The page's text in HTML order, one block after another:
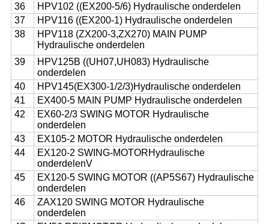
36
HPV102 ((EX200-5/6) Hydraulische onderdelen
37
HPV116 ((EX200-1) Hydraulische onderdelen
38
HPV118 (ZX200-3,ZX270) MAIN PUMP
Hydraulische onderdelen
39
HPV125B ((UH07,UH083) Hydraulische
onderdelen
40
HPV145(EX300-1/2/3)Hydraulische onderdelen
41
EX400-5 MAIN PUMP Hydraulische onderdelen
42
EX60-2/3 SWING MOTOR Hydraulische
onderdelen
43
EX105-2 MOTOR Hydraulische onderdelen
44
EX120-2 SWING-MOTORHydraulische
onderdelenV
45
EX120-5 SWING MOTOR ((AP5S67) Hydraulische
onderdelen
46
ZAX120 SWING MOTOR Hydraulische
onderdelen